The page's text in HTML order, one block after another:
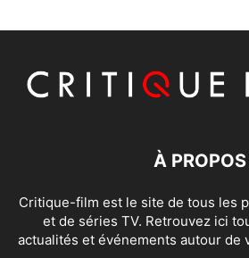
À PROPOS
Critique-film est le site de tous les
et de séries TV. Retrouvez ici
actualités et événements autour de